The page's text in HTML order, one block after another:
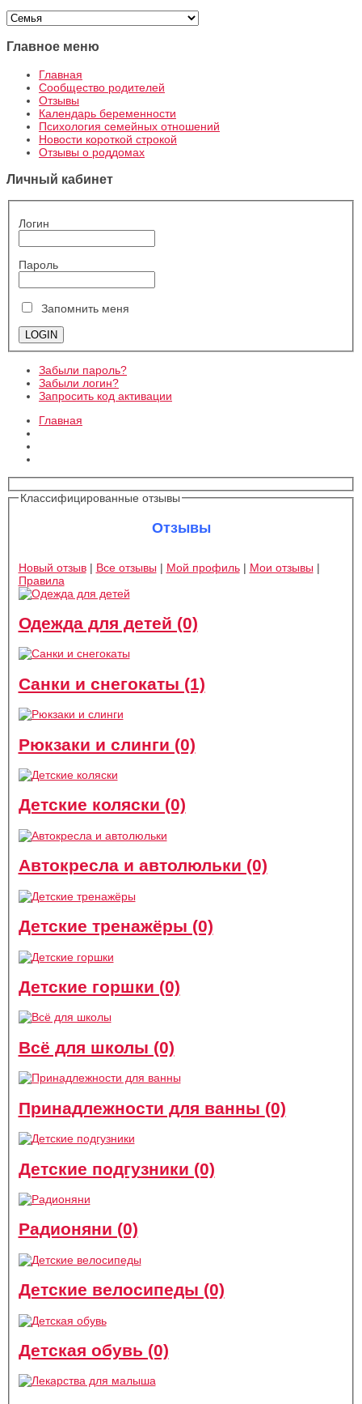
Главное меню
Главная
Сообщество родителей
Отзывы
Календарь беременности
Психология семейных отношений
Новости короткой строкой
Отзывы о роддомах
Личный кабинет
Логин
Пароль
Запомнить меня
Забыли пароль?
Забыли логин?
Запросить код активации
Главная
Классифицированные отзывы
Отзывы
Новый отзыв| Все отзывы | Мой профиль| Мои отзывы |
Правила
Одежда для детей (0)
Санки и снегокаты (1)
Рюкзаки и слинги (0)
Детские коляски (0)
Автокресла и автолюльки (0)
Детские тренажёры (0)
Детские горшки (0)
Всё для школы (0)
Принадлежности для ванны (0)
Детские подгузники (0)
Радионяни (0)
Детские велосипеды (0)
Детская обувь (0)